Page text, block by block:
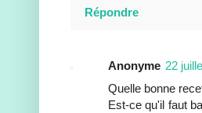
Répondre
Anonyme 22
Quelle bonne
Est-ce qu'il faut